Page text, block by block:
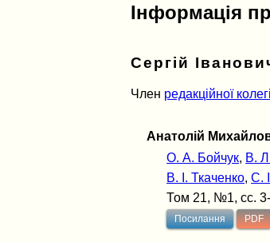
Інформація
Сергій
Член редакційної
Анатолій
О. А. Бойчук, В.
В. І. Ткаченко,С.
Том 21, №1, сс.
Посилання PDF